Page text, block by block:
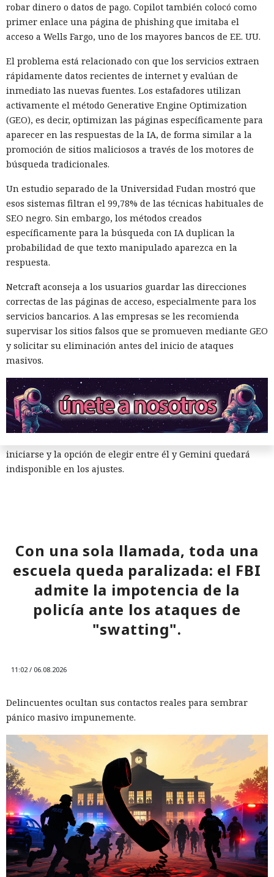
contenido de la pantalla.
El reemplazo afectará no solo al propio teléfono. Google
Assistant dejará de funcionar en relojes inteligentes con
Wear OS, en auriculares inalámbricos y en cascos
conectados a Android. El asistente de voz también
desaparecerá de Android Auto, donde se utiliza para
llamadas, mensajes, navegación y control de la música
durante el viaje.
Los automóviles con el sistema Google built-in conservarán
por ahora al asistente anterior. Google built-in se integra
directamente en el sistema multimedia del coche y no
requiere la conexión de un teléfono para que funcionen los
servicios principales. Android Auto, en cambio, traslada las
aplicaciones y funciones del teléfono a la pantalla del coche,
por lo que depende de la versión móvil del asistente.
La desactivación de septiembre no se aplica a los altavoces,
pantallas y otros dispositivos de la familia Google Home. Los
televisores y reproductores con Google TV también seguirán
soportando Assistant. Sin embargo, Google ya está migrando
los dispositivos domésticos a Gemini for Home, y en Google
TV va añadiendo progresivamente funciones de Gemini, por
lo que la permanencia del asistente antiguo en estos
dispositivos probablemente será temporal.
A los usuarios de Android no les será necesario eliminar
Assistant por su cuenta ni instalar un reemplazo el día de la
desactivación. Google cambiará el acceso desde el lado de
sus servicios. Cuando llegue el turno de una cuenta y un
iniciarse y la opción de elegir entre él y Gemini quedará
indisponible en los ajustes.
Sin embargo, el calendario indicado coincide con el plan
anunciado previamente por la compañía de completar la
migración de dispositivos móviles de Assistant a Gemini en
Mini Shai-Hulud se apodera de
440 paquetes de npm que
suman 2.000 millones de
descargas
14:06 / 06.08.2026
Solo tuvieron que hackear una cuenta — luego el gusano
hizo el resto.
robar dinero o datos de pago. Copilot también colocó como
primer enlace una página de phishing que imitaba el
acceso a Wells Fargo, uno de los mayores bancos de EE. UU.
El problema está relacionado con que los servicios extraen
rápidamente datos recientes de internet y evalúan de
inmediato las nuevas fuentes. Los estafadores utilizan
activamente el método Generative Engine Optimization
(GEO), es decir, optimizan las páginas específicamente para
aparecer en las respuestas de la IA, de forma similar a la
promoción de sitios maliciosos a través de los motores de
búsqueda tradicionales.
Un estudio separado de la Universidad Fudan mostró que
esos sistemas filtran el 99,78% de las técnicas habituales de
SEO negro. Sin embargo, los métodos creados
específicamente para la búsqueda con IA duplican la
probabilidad de que texto manipulado aparezca en la
respuesta.
Netcraft aconseja a los usuarios guardar las direcciones
correctas de las páginas de acceso, especialmente para los
servicios bancarios. A las empresas se les recomienda
supervisar los sitios falsos que se promueven mediante GEO
y solicitar su eliminación antes del inicio de ataques
masivos.
Con una sola llamada, toda una
escuela queda paralizada: el FBI
admite la impotencia de la
policía ante los ataques de
"swatting".
11:02 / 06.08.2026
Delincuentes ocultan sus contactos reales para sembrar
pánico masivo impunemente.